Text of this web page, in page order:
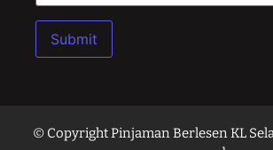
© Copyright Pinjaman Berlesen KL